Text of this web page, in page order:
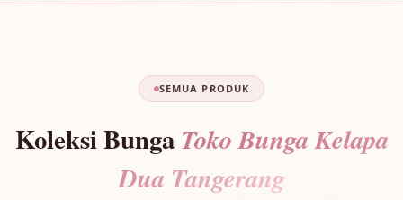
SEMUA PRODUK
Koleksi Bunga Toko Bunga Kelapa
Dua Tangerang